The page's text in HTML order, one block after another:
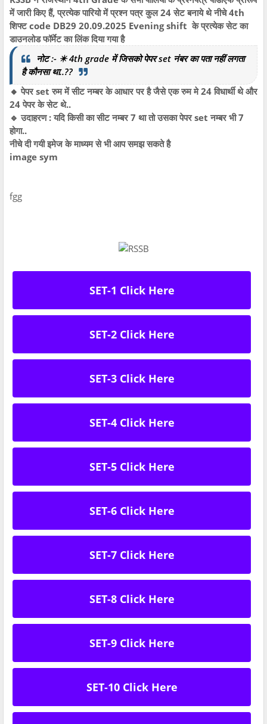
में जारी किए हैं, प्रत्येक पारियो में प्रश्न पत्र कुल 24 सेट बनाये थे नीचे 4th
शिफ्ट code DB29 20.09.2025 Evening shift के प्रत्येक सेट का
डाउनलोड फॉर्मेट का लिंक दिया गया है
नोट :- ✴️ 4th grade में जिसको पेपर set नंबर का पता नहीं लगता
है कौनसा था..??
🔸 पेपर set रुम में सीट नम्बर के आधार पर है जैसे एक रुम मे 24 विधार्थी थे और
24 पेपर के सेट थे..
🔹 उदाहरण : यदि किसी का सीट नम्बर 7 था तो उसका पेपर set नम्बर भी 7
होगा..
नीचे दी गयी इमेज के माध्यम से भी आप समझ सकते है
image sym
fgg
SET-1 Click Here
SET-2 Click Here
SET-3 Click Here
SET-4 Click Here
SET-5 Click Here
SET-6 Click Here
SET-7 Click Here
SET-8 Click Here
SET-9 Click Here
SET-10 Click Here